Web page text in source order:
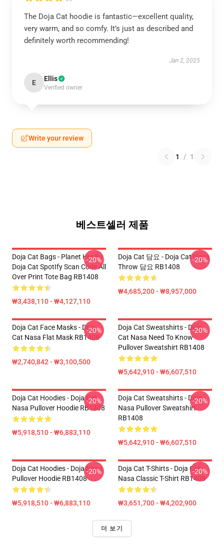
The Doja Cat hoodie is fantastic—excellent quality,
very warm, and so comfy. It’s just as described and
definitely worth recommending!
Jan 2, 2025
E Ellis
Verified owner
Write your review
1 / 1
베스트셀러 제품
Doja Cat Bags - Planet Her By
Doja Cat SpotIfy Scan Code All
Over Print Tote Bag RB1408
₩3,438,110 - ₩4,127,110
-20%
Doja Cat 담요 - Doja Cat Nasa
Throw 담요 RB1408
₩4,685,200 - ₩8,957,000
-20%
Doja Cat Face Masks - Doja
Cat Nasa Flat Mask RB1408
₩2,740,842 - ₩3,100,500
-20%
Doja Cat Sweatshirts - Doja
Cat Nasa Need To Know
Pullover Sweatshirt RB1408
₩5,642,910 - ₩6,607,510
-20%
Doja Cat Hoodies - Doja Cat
Nasa Pullover Hoodie RB1408
₩5,918,510 - ₩6,883,110
-20%
Doja Cat Sweatshirts - Doja
Nasa Pullover Sweatshirt
RB1408
₩5,642,910 - ₩6,607,510
-20%
Doja Cat Hoodies - Doja Nasa
Pullover Hoodie RB1408
₩5,918,510 - ₩6,883,110
-20%
Doja Cat T-Shirts - Doja Cat
Nasa Classic T-Shirt RB1408
₩3,651,700 - ₩4,202,900
-20%
더 보기